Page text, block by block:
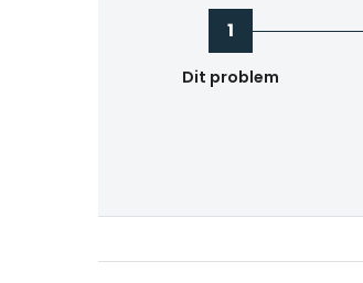
1
Dit problem